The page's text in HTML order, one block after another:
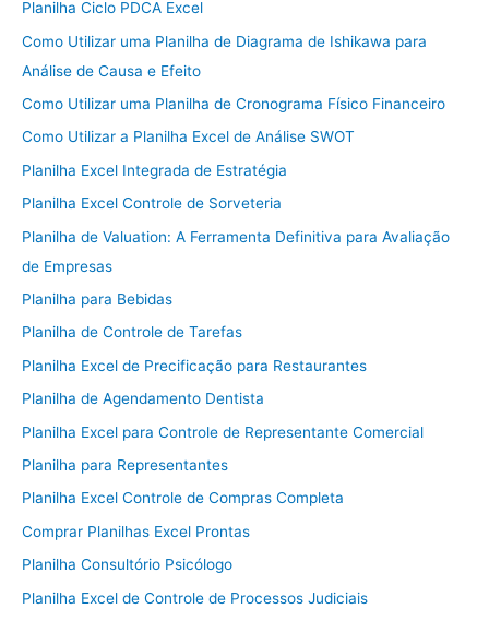
Planilha Ciclo PDCA Excel
Como Utilizar uma Planilha de Diagrama de Ishikawa para
Análise de Causa e Efeito
Como Utilizar uma Planilha de Cronograma Físico Financeiro
Como Utilizar a Planilha Excel de Análise SWOT
Planilha Excel Integrada de Estratégia
Planilha Excel Controle de Sorveteria
Planilha de Valuation: A Ferramenta Definitiva para Avaliação
de Empresas
Planilha para Bebidas
Planilha de Controle de Tarefas
Planilha Excel de Precificação para Restaurantes
Planilha de Agendamento Dentista
Planilha Excel para Controle de Representante Comercial
Planilha para Representantes
Planilha Excel Controle de Compras Completa
Comprar Planilhas Excel Prontas
Planilha Consultório Psicólogo
Planilha Excel de Controle de Processos Judiciais